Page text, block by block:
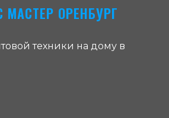
МАСТЕР ОРЕНБУРГ
техники на дому в